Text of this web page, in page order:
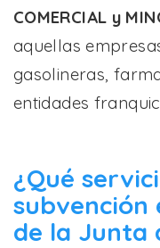
COMERCIAL y
aquellas
gasolineras,
entidades
¿Qué
subvención
de la Junta